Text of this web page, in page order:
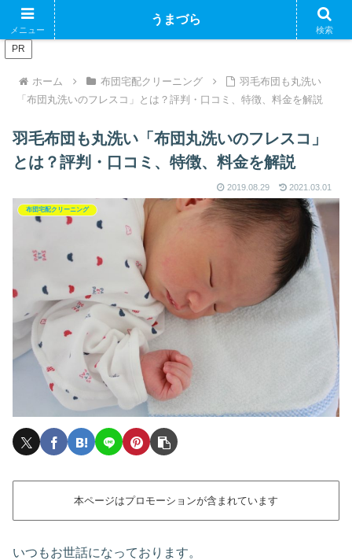
ブログで収益化できるかやってみるブログ
PR
ホーム 布団宅配クリーニング
羽毛布団も丸洗い
「布団丸洗いのフレスコ」とは？評判・口コミ、特徴、料金を解説
羽毛布団も丸洗い「布団丸洗いのフレスコ」
とは？評判・口コミ、特徴、料金を解説
2019.08.29 2021.03.01
布団宅配クリーニング
本ページはプロモーションが含まれています
いつもお世話になっております。
メニュー
うまづら
検索